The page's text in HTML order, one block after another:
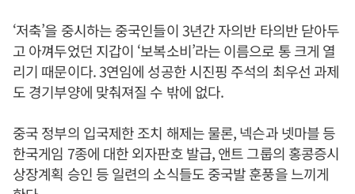
‘저축’을 중시하는 중국인들이 3년간 자의반 타의반 닫아두
고 아껴두었던 지갑이 ‘보복소비’라는 이름으로 통 크게 열
리기 때문이다. 3연임에 성공한 시진핑 주석의 최우선 과제
도 경기부양에 맞춰져질 수 밖에 없다.
중국 정부의 입국제한 조치 해제는 물론, 넥슨과 넷마블 등
한국게임 7종에 대한 외자판호 발급, 앤트 그룹의 홍콩증시
상장계획 승인 등 일련의 소식들도 중국발 훈풍을 느끼게